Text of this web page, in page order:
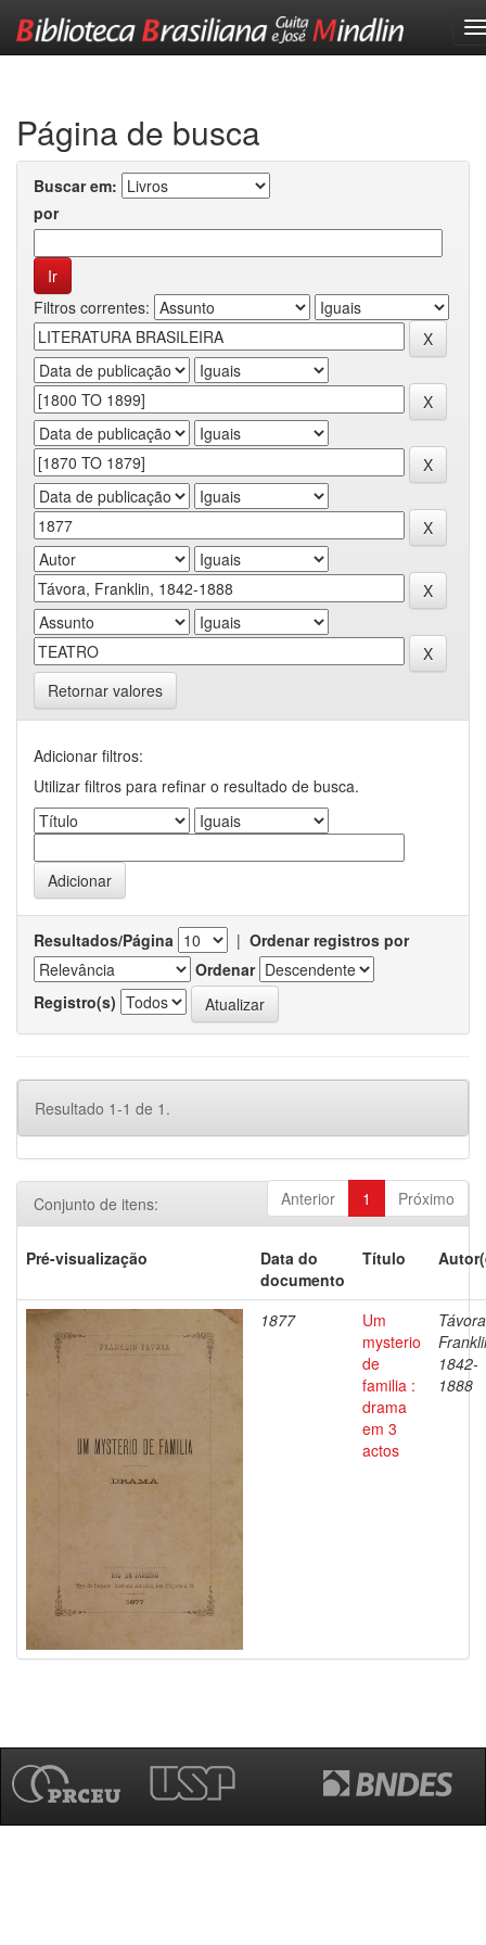
Página de busca
Buscar em:
por
Filtros correntes:
Retornar valores
Adicionar filtros:
Utilizar filtros para refinar o resultado de busca.
Resultados/Página | Ordenar registros por
Ordenar
Registro(s)
Resultado 1-1 de 1.
Anterior 1 Próximo
Conjunto de itens:
Pré-visualização
Data do
documento
Título
1877
Um
mysterio
de
familia :
drama
em 3
actos
1842-
1888